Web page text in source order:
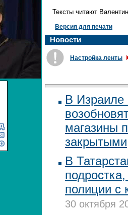
Тексты читают
Версия для печати
Новости
Настройка ленты
В Израиле
магазины
закрытыми
В
полиции с
30 октября